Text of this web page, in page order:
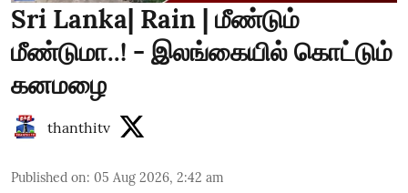
Sri Lanka| Rain | மீண்டும்
மீண்டுமா..! - இலங்கையில் கொட்டும்
கனமழை
thanthitv
Published on: 05 Aug 2026, 2:42 am